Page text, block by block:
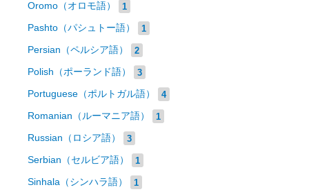
Oromo（オロモ語） 1
Pashto（パシュトー語） 1
Persian（ペルシア語） 2
Polish（ポーランド語） 3
Portuguese（ポルトガル語） 4
Romanian（ルーマニア語） 1
Russian（ロシア語） 3
Serbian（セルビア語） 1
Sinhala（シンハラ語） 1